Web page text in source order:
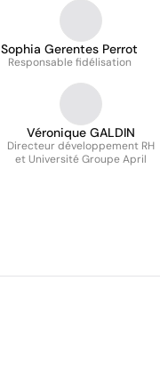
Sophia Gerentes Perrot
Responsable fidélisation
Véronique GALDIN
Directeur développement RH
et Université Groupe April